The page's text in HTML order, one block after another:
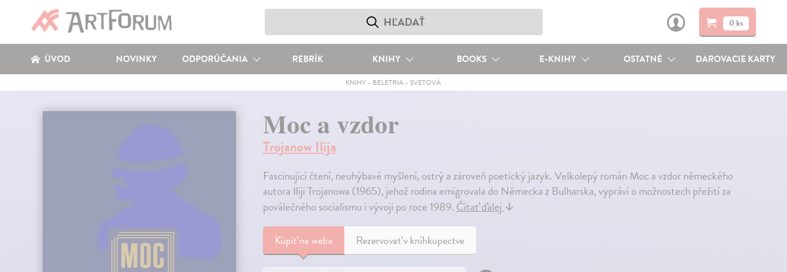
0 ks
ÚVOD NOVINKY ODPORÚČANIA REBRÍK KNIHY BOOKS E-KNIHY OSTATNÉ DAROVACIE KARTY
KNIHY - BELETRIA - SVETOVÁ
Moc a vzdor
Trojanow Ilija
Fascinující čtení, neuhýbavé myšlení, ostrý a zároveň poetický jazyk. Velkolepý román Moc a vzdor německého
autora Iliji Trojanowa (1965), jehož rodina emigrovala do Německa z Bulharska, vypráví o možnostech přežití za
poválečného socialismu i vývoji po roce 1989.Čítať ďalej↓
Kúpiťna webe Rezervovať v kníhkupectve